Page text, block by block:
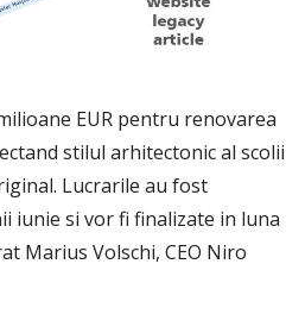
EUR pentru renovarea
stilul arhitectonic al scolii
Lucrarile au fost
iunie si vor fi finalizate in luna
Marius Volschi, CEO Niro